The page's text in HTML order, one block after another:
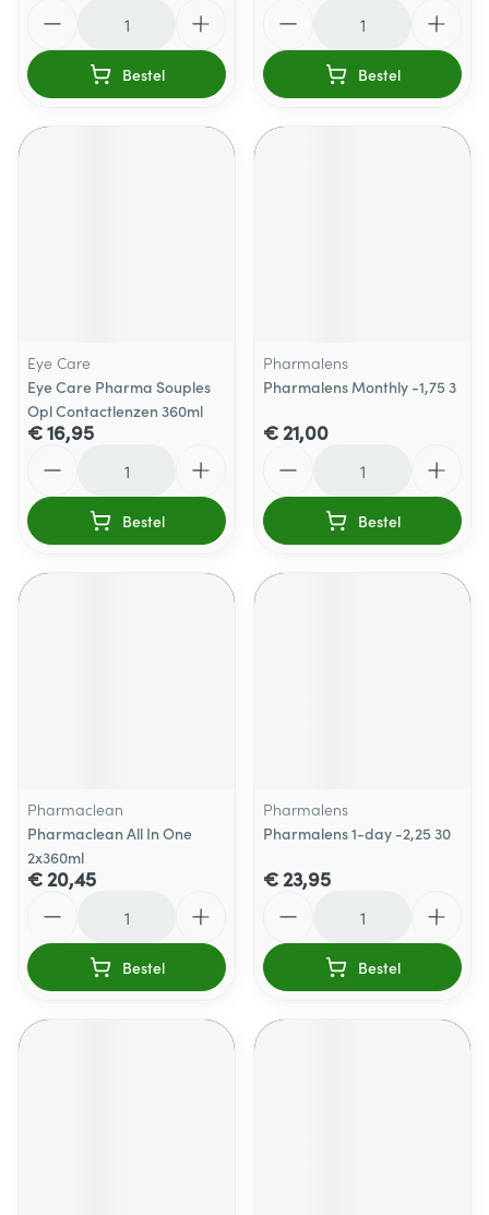
Bestel Bestel
Eye Care
Eye Care Pharma Souples
Opl Contactlenzen 360ml
€ 16,95
Bestel
Pharmalens
Pharmalens Monthly -1,75 3
€ 21,00
Bestel
Pharmaclean
Pharmaclean All In One
2x360ml
€ 20,45
Bestel
Pharmalens
Pharmalens 1-day -2,25 30
€ 23,95
Bestel